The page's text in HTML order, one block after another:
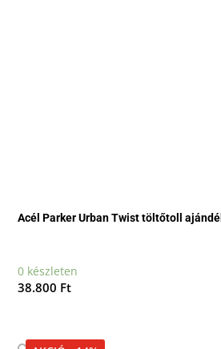
Acél Parker Urban Twist töltőtoll
0 készleten
38.800 Ft